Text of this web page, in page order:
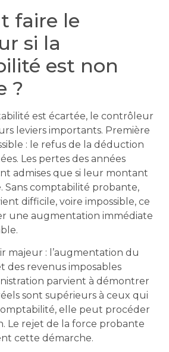
faire le
si la
est non
?
est écartée, le contrôleur
leviers importants. Première
: le refus de la déduction
Les pertes des années
admises que si leur montant
comptabilité probante,
difficile, voire impossible, ce
une augmentation immédiate
majeur : l’augmentation du
des revenus imposables
parvient à démontrer
sont supérieurs à ceux qui
elle peut procéder
Le rejet de la force probante
cette démarche.